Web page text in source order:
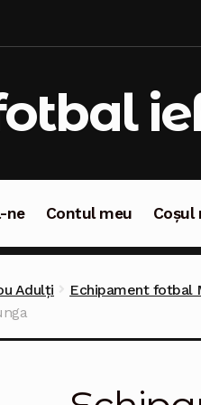
ne Contul meu Coșul
Adulți Echipament fotbal